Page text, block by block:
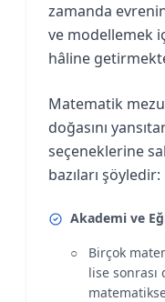
zamanda
ve modellemek
hâline
Matematik
doğasını
seçeneklerine
bazıları şöyledir:
Akademi ve
Birçok
lise